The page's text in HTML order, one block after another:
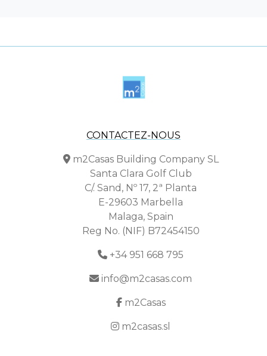
CONTACTEZ-NOUS
m2Casas Building Company SL
Santa Clara Golf Club
C/. Sand, Nº 17, 2ª Planta
E-29603 Marbella
Malaga, Spain
Reg No. (NIF) B72454150
+34 951 668 795
info@m2casas.com
m2Casas
m2casas.sl